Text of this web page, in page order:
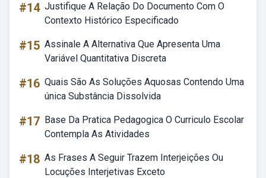
#14 Justifique A Relação Do Documento Com O
Contexto Histórico Especificado
#15 Assinale A Alternativa Que Apresenta Uma
Variável Quantitativa Discreta
#16 Quais São As Soluções Aquosas Contendo Uma
única Substância Dissolvida
#17 Base Da Pratica Pedagogica O Curriculo Escolar
Contempla As Atividades
#18 As Frases A Seguir Trazem Interjeições Ou
Locuções Interjetivas Exceto